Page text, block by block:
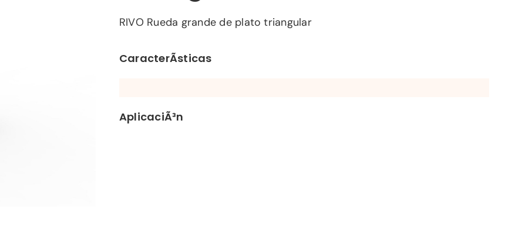
RIVO Rueda grande de plato triangular
CaracterÃ­sticas
AplicaciÃ³n